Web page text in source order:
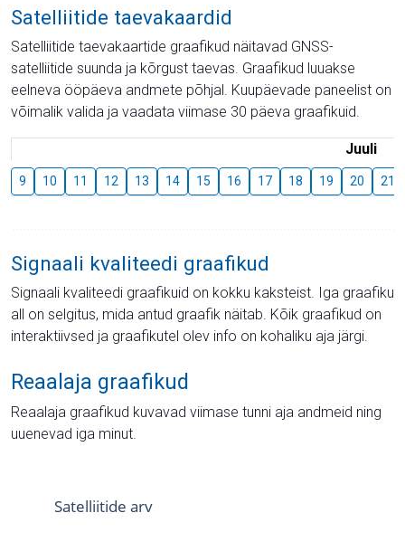
Satelliitide taevakaardid
Satelliitide taevakaartide graafikud näitavad GNSS-
satelliitide suunda ja kõrgust taevas. Graafikud luuakse
eelneva ööpäeva andmete põhjal. Kuupäevade paneelist on
võimalik valida ja vaadata viimase 30 päeva graafikuid.
Juuli
9 10 11 12 13 14 15 16 17 18 19 20 21
Signaali kvaliteedi graafikud
Signaali kvaliteedi graafikuid on kokku kaksteist. Iga graafiku
all on selgitus, mida antud graafik näitab. Kõik graafikud on
interaktiivsed ja graafikutel olev info on kohaliku aja järgi.
Reaalaja graafikud
Reaalaja graafikud kuvavad viimase tunni aja andmeid ning
uuenevad iga minut.